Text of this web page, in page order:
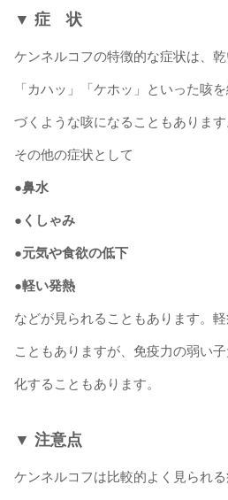
▼ 症 状
ケンネルコフの特徴的な症状は、乾
「カハッ」「ケホッ」といった咳
づくような咳になることもあります
その他の症状として
●鼻水
●くしゃみ
●元気や食欲の低下
●軽い発熱
などが見られることもあります。
こともありますが、免疫力の弱い
化することもあります。
▼ 注意点
ケンネルコフは比較的よく見られ